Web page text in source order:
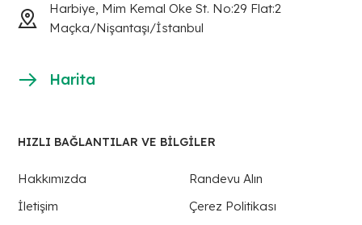
Harbiye, Mim Kemal Oke St. No:29 Flat:2
Maçka/Nişantaşı/İstanbul
Harita
HIZLI BAĞLANTILAR VE BİLGİLER
Hakkımızda
Randevu Alın
İletişim
Çerez Politikası